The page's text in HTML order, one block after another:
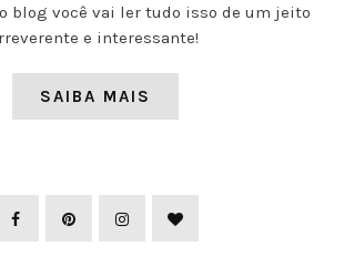
blog você vai ler tudo isso de um jeito
e interessante!
SAIBA MAIS